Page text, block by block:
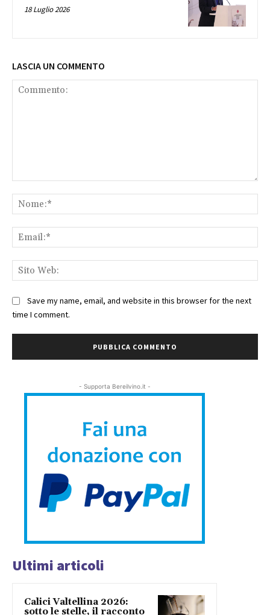
18 Luglio 2026
LASCIA UN COMMENTO
Save my name, email, and website in this browser for the next
time I comment.
- Supporta Bereilvino.it -
Ultimi articoli
Calici Valtellina 2026:
sotto le stelle, il racconto